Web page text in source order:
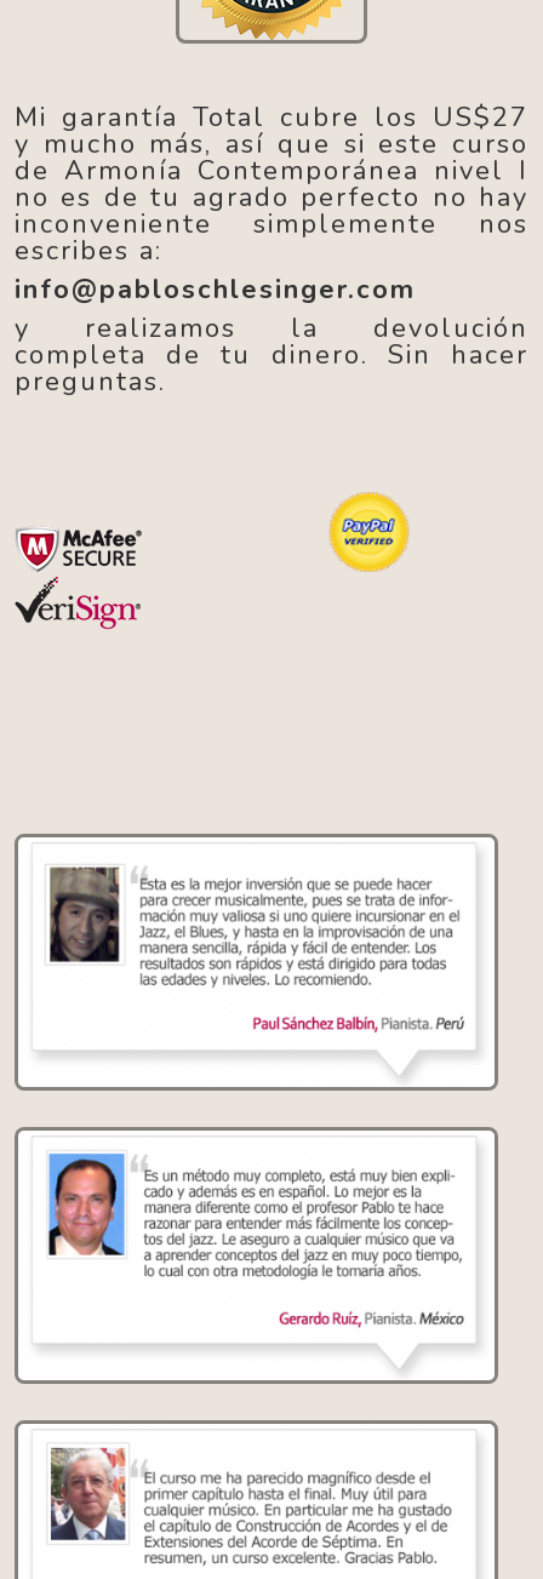
Mi garantía Total cubre los US$27
y mucho más, así que si este curso
de Armonía Contemporánea nivel I
no es de tu agrado perfecto no hay
inconveniente simplemente nos
escribes a:
info@pabloschlesinger.com
y realizamos la devolución
completa de tu dinero. Sin hacer
preguntas.